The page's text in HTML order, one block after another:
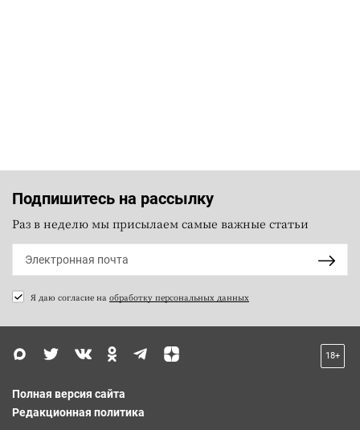
Подпишитесь на рассылку
Раз в неделю мы присылаем самые важные статьи
Я даю согласие на обработку персональных данных
18+
Полная версия сайта
Редакционная политика